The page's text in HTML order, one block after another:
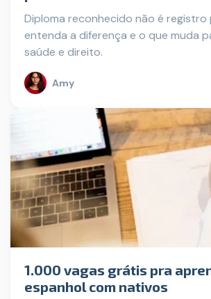
Diploma reconhecido não é registro
entenda a diferença e o que muda
saúde e direito.
Amy
1.000 vagas grátis pra
espanhol com nativos